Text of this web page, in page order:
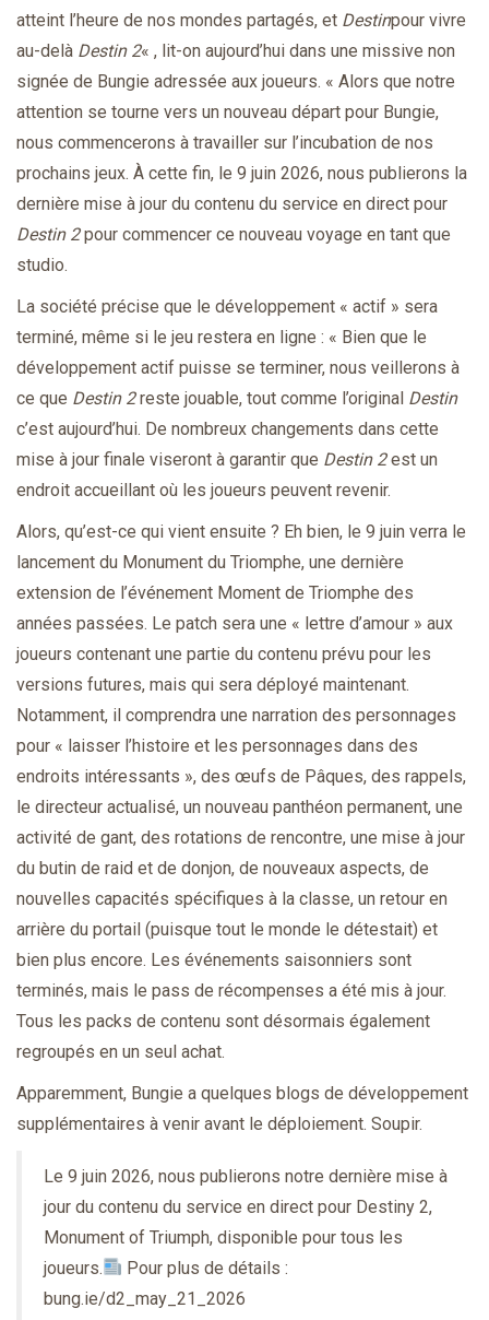
atteint l’heure de nos mondes partagés, et Destinpour vivre
au-delà Destin 2« , lit-on aujourd’hui dans une missive non
signée de Bungie adressée aux joueurs. « Alors que notre
attention se tourne vers un nouveau départ pour Bungie,
nous commencerons à travailler sur l’incubation de nos
prochains jeux. À cette fin, le 9 juin 2026, nous publierons la
dernière mise à jour du contenu du service en direct pour
Destin 2pour commencer ce nouveau voyage en tant que
studio.
La société précise que le développement « actif » sera
terminé, même si le jeu restera en ligne : « Bien que le
développement actif puisse se terminer, nous veillerons à
ce que Destin 2reste jouable, tout comme l’original Destin
c’est aujourd’hui. De nombreux changements dans cette
mise à jour finale viseront à garantir que Destin 2est un
endroit accueillant où les joueurs peuvent revenir.
Alors, qu’est-ce qui vient ensuite ? Eh bien, le 9 juin verra le
lancement du Monument du Triomphe, une dernière
extension de l’événement Moment de Triomphe des
années passées. Le patch sera une « lettre d’amour » aux
joueurs contenant une partie du contenu prévu pour les
versions futures, mais qui sera déployé maintenant.
Notamment, il comprendra une narration des personnages
pour « laisser l’histoire et les personnages dans des
endroits intéressants », des œufs de Pâques, des rappels,
le directeur actualisé, un nouveau panthéon permanent, une
activité de gant, des rotations de rencontre, une mise à jour
du butin de raid et de donjon, de nouveaux aspects, de
nouvelles capacités spécifiques à la classe, un retour en
arrière du portail (puisque tout le monde le détestait) et
bien plus encore. Les événements saisonniers sont
terminés, mais le pass de récompenses a été mis à jour.
Tous les packs de contenu sont désormais également
regroupés en un seul achat.
Apparemment, Bungie a quelques blogs de développement
supplémentaires à venir avant le déploiement. Soupir.
Le 9 juin 2026, nous publierons notre dernière mise à
jour du contenu du service en direct pour Destiny 2,
Monument of Triumph, disponible pour tous les
joueurs.
Pour plus de détails :
bung.ie/d2_may_21_2026